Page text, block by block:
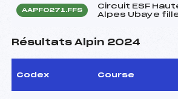
AAPF0271.FFS
Circuit ESF
Alpes Ubaye
Résultats Alpin 2024
Codex Course